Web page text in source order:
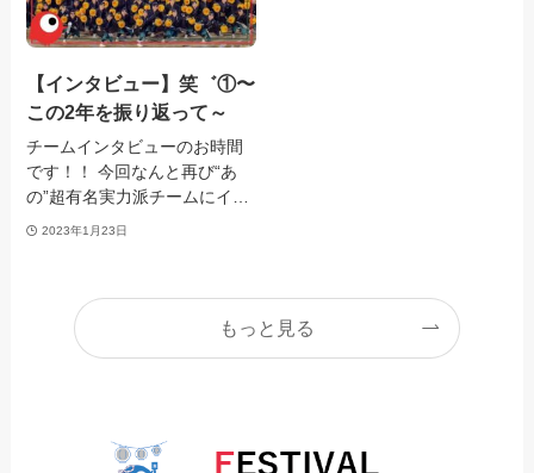
【インタビュー】笑゛①〜
この2年を振り返って～
チームインタビューのお時間
です！！ 今回なんと再び“あ
の”超有名実力派チームにイ…
2023年1月23日
もっと見る